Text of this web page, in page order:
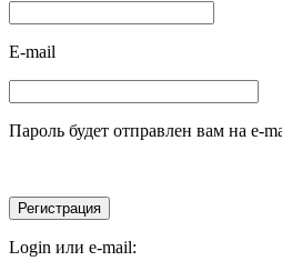
E-mail
Пароль будет отправлен вам на e-
Login или e-mail: